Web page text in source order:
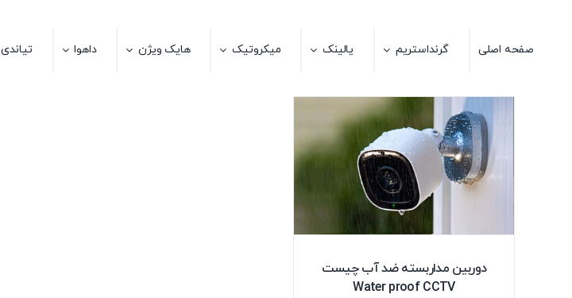
صفحه اصلی گرنداستریم یالینک میکروتیک هایک ویژن داهوا تیاندی
دوربین مداربسته ضد آب چیست
Water proof CCTV